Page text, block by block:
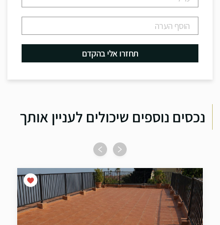
נכסים נוספים שיכולים לעניין אותך